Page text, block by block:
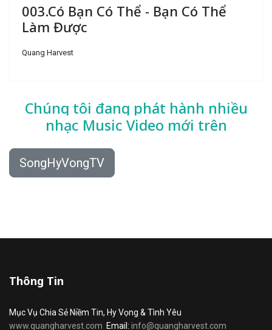
003.Có Bạn Có Thể - Bạn Có Thể
Làm Được
Quang Harvest
Chúng tôi đang phát hành nhiều
nhạc Music Video mới trên
SongHyVongTV
Thông Tin
Mục Vụ Chia Sẻ Niềm Tin, Hy Vọng & Tình Yêu
www.quangharvest.com Email: info@quangharvest.com